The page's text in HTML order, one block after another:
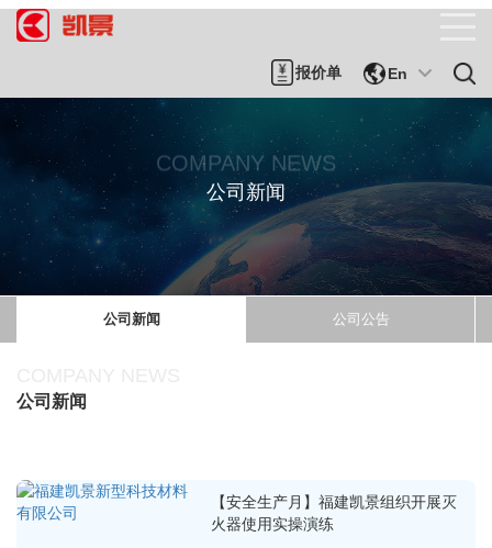
报价单 En
COMPANY NEWS
公司新闻
公司新闻 公司公告
公司新闻
【安全生产月】福建凯景组织开展灭
火器使用实操演练